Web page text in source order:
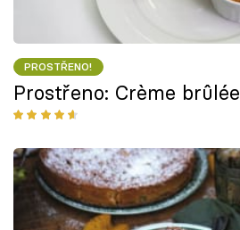
PROSTŘENO!
Prostřeno: Crème brûlée